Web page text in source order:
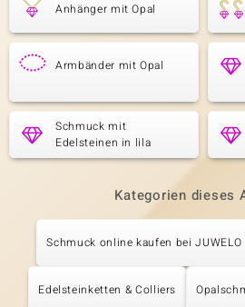
Anhänger mit Opal
Armbänder mit Opal
Schmuck mit
Edelsteinen in lila
Kategorien dieses
Schmuck online kaufen bei JUWELO
Edelsteinketten & Colliers